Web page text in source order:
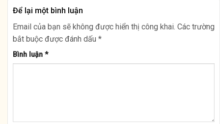
Để lại một bình luận
Email của bạn sẽ không được hiển thị công khai. Các trường
bắt buộc được đánh dấu *
Bình luận *